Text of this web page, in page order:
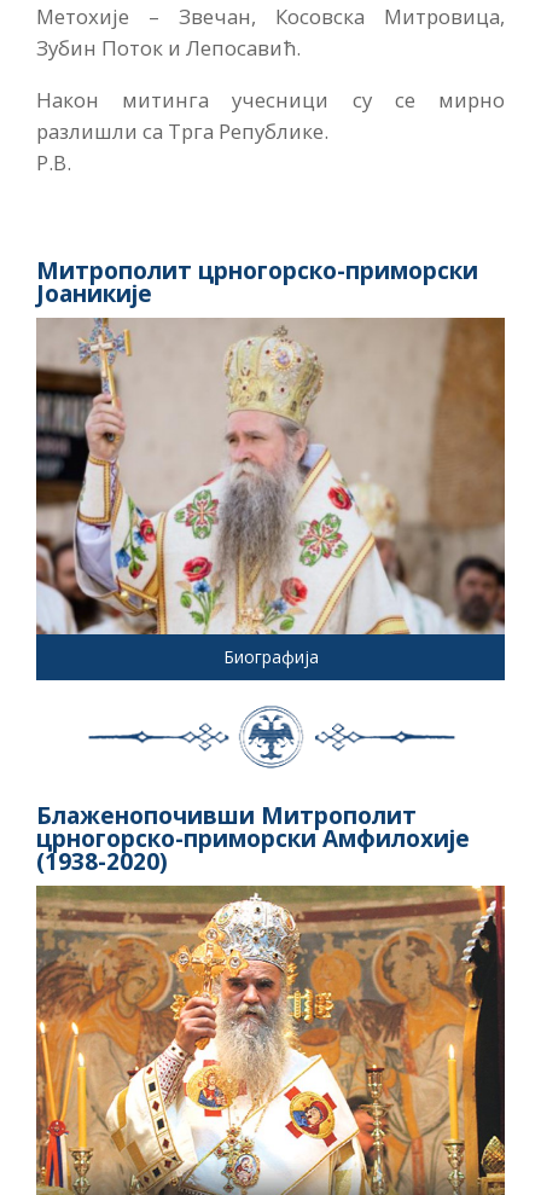
Метохије – Звечан, Косовска Митровица,
Зубин Поток и Лепосавић.
Након митинга учесници су се мирно
разлишли са Трга Републике.
Р.В.
Митрополит црногорско-приморски
Јоаникије
Биографија
Блаженопочивши Митрополит
црногорско-приморски Амфилохије
(1938-2020)